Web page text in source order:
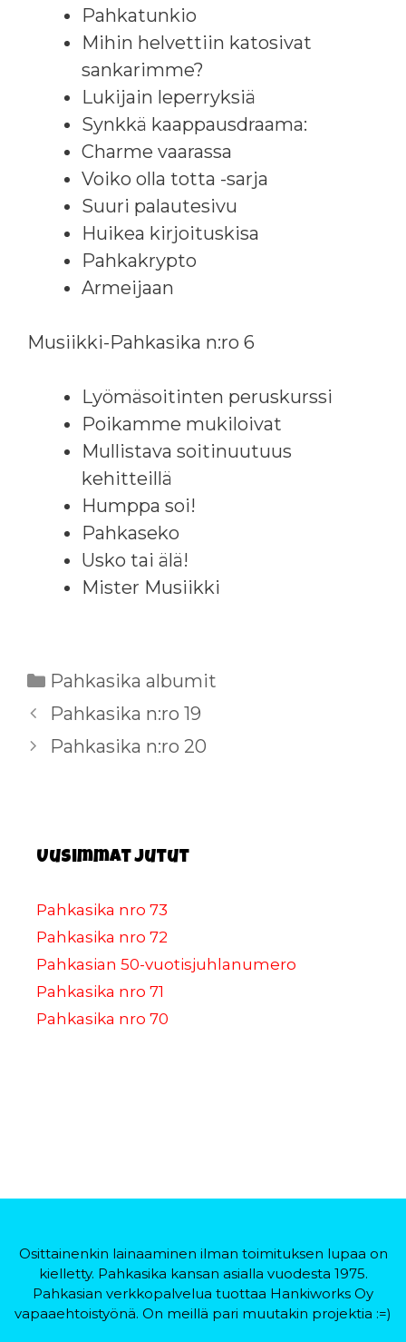
Pahkatunkio
Mihin helvettiin katosivat
sankarimme?
Lukijain leperryksiä
Synkkä kaappausdraama:
Charme vaarassa
Voiko olla totta -sarja
Suuri palautesivu
Huikea kirjoituskisa
Pahkakrypto
Armeijaan
Musiikki-Pahkasika n:ro 6
Lyömäsoitinten peruskurssi
Poikamme mukiloivat
Mullistava soitinuutuus
kehitteillä
Humppa soi!
Pahkaseko
Usko tai älä!
Mister Musiikki
Kategoriat
Pahkasika albumit
Pahkasika n:ro 19
Pahkasika n:ro 20
Uusimmat jutut
Pahkasika nro 73
Pahkasika nro 72
Pahkasian 50-vuotisjuhlanumero
Pahkasika nro 71
Pahkasika nro 70
Osittainenkin lainaaminen ilman toimituksen lupaa on
kielletty. Pahkasika kansan asialla vuodesta 1975.
Pahkasian verkkopalvelua tuottaa Hankiworks Oy
vapaaehtoistyönä. On meillä pari muutakin projektia :=)